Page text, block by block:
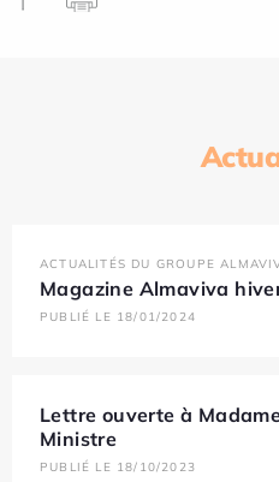
ACTUALITÉS DU GROUPE
Magazine Almaviva
PUBLIÉ LE 18/01/2024
Lettre ouverte à
Ministre
PUBLIÉ LE 18/10/2023